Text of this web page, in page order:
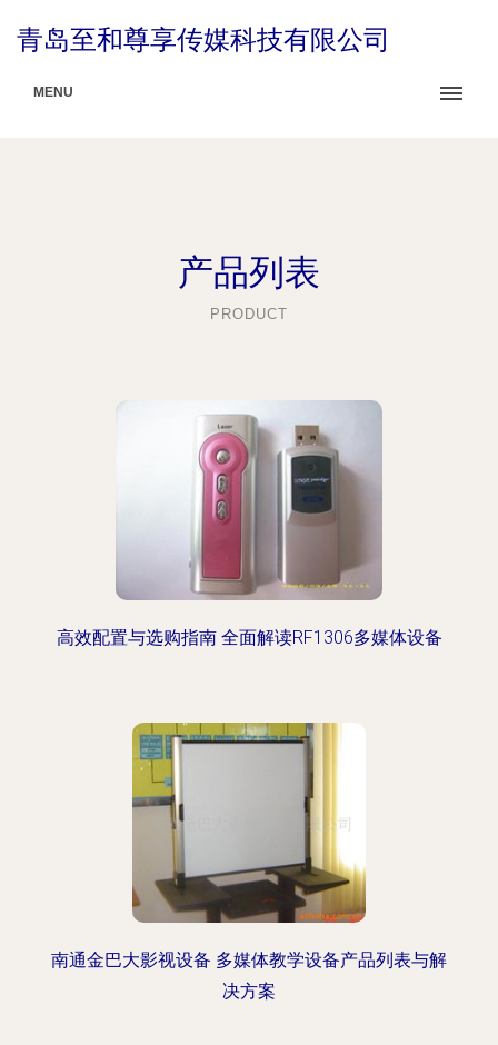
青岛至和尊享传媒科技有限公司
MENU
产品列表
PRODUCT
高效配置与选购指南 全面解读RF1306多媒体设备
南通金巴大影视设备 多媒体教学设备产品列表与解
决方案